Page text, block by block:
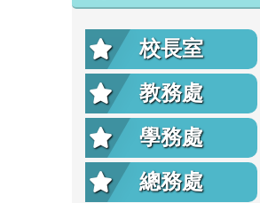
校長室
教務處
學務處
總務處